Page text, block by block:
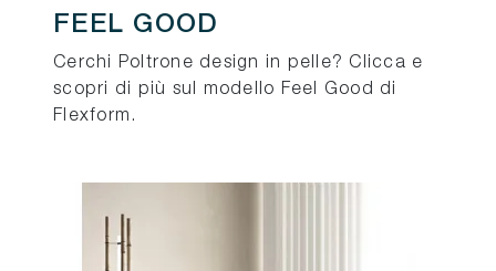
FEEL GOOD
Cerchi Poltrone design in pelle? Clicca e
scopri di più sul modello Feel Good di
Flexform.